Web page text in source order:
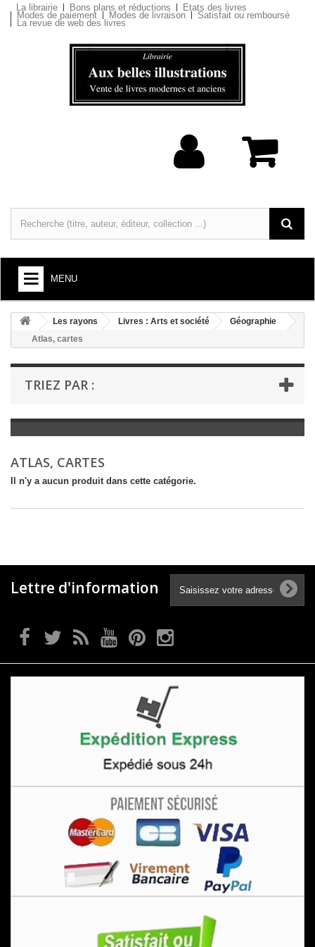
La librairie Bons plans et réductions Etats des livres
Modes de paiement Modes de livraison Satisfait ou remboursé
La revue de web des livres
MENU
+
LIVRES : ARTS ET SOCIÉTÉ
+
LIVRES : LITTÉRATURE
+
LIVRES : JEUNESSE
LIVRES ANCIENS AVANT 1900
Les rayons Livres : Arts et société
Géographie
Atlas, cartes
TRIEZ PAR :
ATLAS, CARTES
Il n'y a aucun produit dans cette catégorie.
Lettre d'information